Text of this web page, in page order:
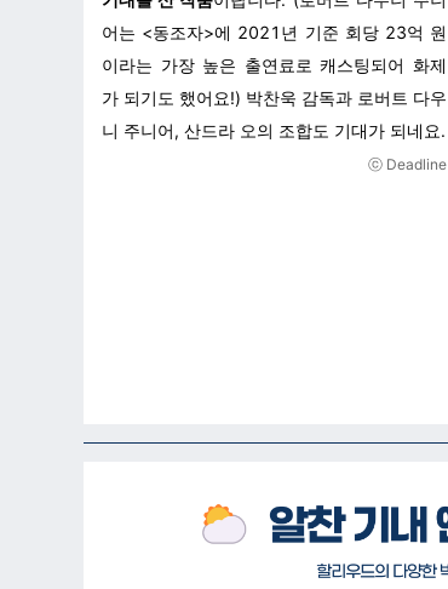
어는 <동조자>에 2021년 기준 회당 23억 원
이라는 가장 높은 출연료로 캐스팅되어 화제
가 되기도 했어요!) 박찬욱 감독과 로버트 다우
니 주니어, 산드라 오의 조합도 기대가 되네요.
ⓒ Deadline